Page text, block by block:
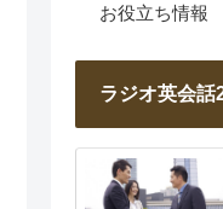
お役立ち情報
ラジオ英会話